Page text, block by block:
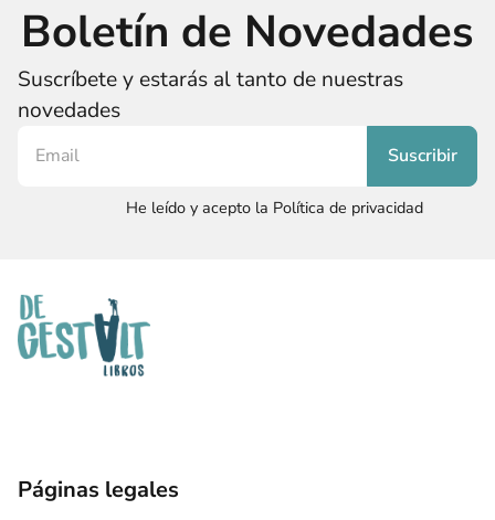
Boletín de Novedades
Suscríbete y estarás al tanto de nuestras
novedades
He leído y acepto la Política de privacidad
Páginas legales